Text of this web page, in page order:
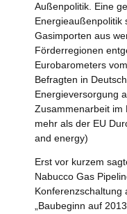
Außenpolitik. Eine
Energieaußenpolitik
Gasimporten aus
Förderregionen
Eurobarometers
Befragten in
Energieversorgung
Zusammenarbeit im
mehr als der EU
and energy)
Erst vor kurzem
Nabucco Gas
Konferenzschaltung
„Baubeginn auf